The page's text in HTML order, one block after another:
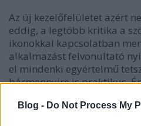
Blog - Do Not Process My
Az új kezelőfelületet azért
eddig, a legtöbb kritika a
ikonokkal kapcsolatban
alkalmazást felvonultató
el mindenki egyértelmű
bármennyire is praktikus.
fogalmaznék, hogy a BB10
bár valóban ingerszegény,